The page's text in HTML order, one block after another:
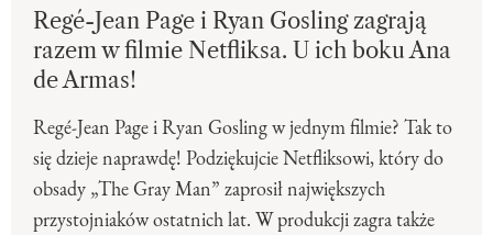
Regé-Jean Page i Ryan Gosling zagrają
razem w filmie Netfliksa. U ich boku Ana
de Armas!
Regé-Jean Page i Ryan Gosling w jednym filmie? Tak to
się dzieje naprawdę! Podziękujcie Netfliksowi, który do
obsady „The Gray Man” zaprosił największych
przystojniaków ostatnich lat. W produkcji zagra także